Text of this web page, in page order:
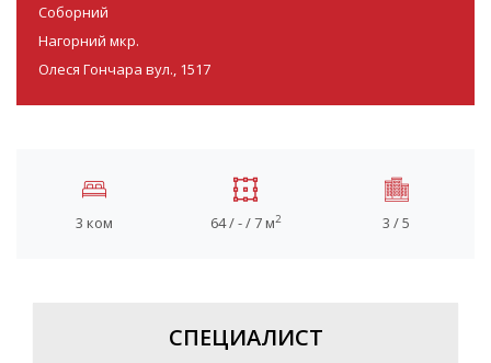
Соборний
Нагорний мкр.
Олеся Гончара вул., 1517
3 ком 64 / - / 7 м2 3 / 5
СПЕЦИАЛИСТ